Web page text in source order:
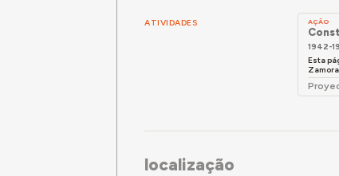
ATIVIDADES AÇÃO
1942-
Esta
localização